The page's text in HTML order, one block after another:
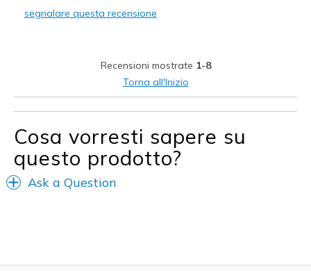
Stylish
Travel
Sizing Feels true to size
segnalare questa recensione
Recensioni mostrate 1-8
Torna all'Inizio
Cosa vorresti sapere su
questo prodotto?
Ask a Question